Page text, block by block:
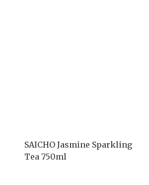
SAICHO Jasmine Sparkling
Tea 750ml